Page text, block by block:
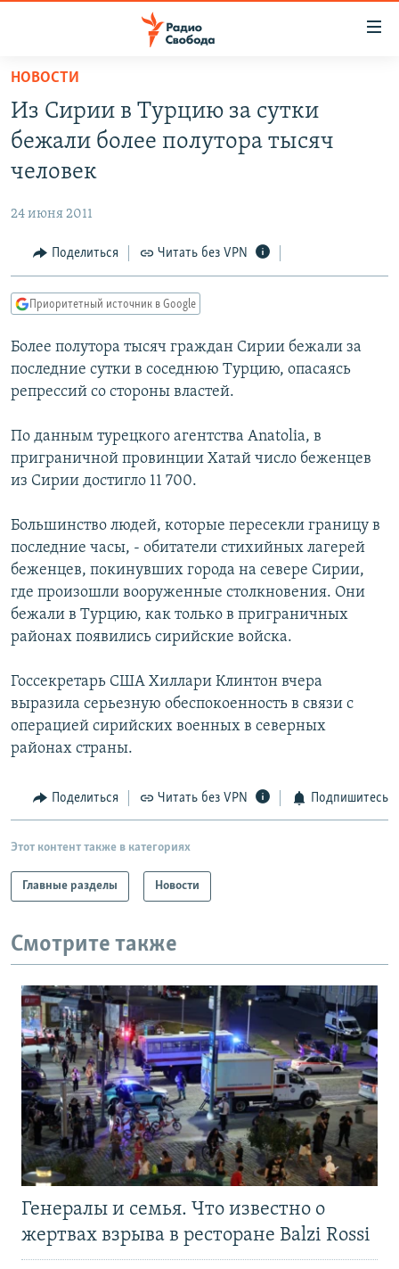
упрощенного
доступа
Вернуться
основному
Вернутся
Вернутся
поиску
ПОДКАСТЫ
МНЕНИЯ
КУЛЬТУРА
КАВКАЗ.РЕАЛИИ
СЕВЕР.РЕАЛИИ
СИБИРЬ.РЕАЛИИ
ПОДПИШИТЕСЬ НА РАССЫЛКУ
Все сайты РСЕ/РС
НОВОСТИ
Из Сирии в Турцию за сутки
бежали более полутора тысяч
человек
24 июня 2011
Поделиться Читать без VPN
Приоритетный источник в Google
Более полутора тысяч граждан Сирии бежали за
последние сутки в соседнюю Турцию, опасаясь
репрессий со стороны властей.
По данным турецкого агентства Anatolia, в
приграничной провинции Хатай число беженцев
из Сирии достигло 11 700.
Большинство людей, которые пересекли границу в
последние часы, - обитатели стихийных лагерей
беженцев, покинувших города на севере Сирии,
где произошли вооруженные столкновения. Они
бежали в Турцию, как только в приграничных
районах появились сирийские войска.
Госсекретарь США Хиллари Клинтон вчера
выразила серьезную обеспокоенность в связи с
операцией сирийских военных в северных
районах страны.
Поделиться Читать без VPN Подпишитесь
Этот контент также в категориях
Главные разделы Новости
Смотрите также
Генералы и семья. Что известно о
жертвах взрыва в ресторане Balzi Rossi